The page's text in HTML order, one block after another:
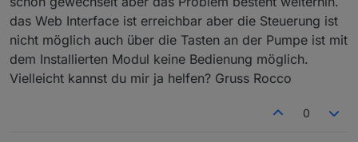
das Web Interface ist erreichbar aber die Steuerung ist
nicht möglich auch über die Tasten an der Pumpe ist mit
dem Installierten Modul keine Bedienung möglich.
Vielleicht kannst du mir ja helfen? Gruss Rocco
0